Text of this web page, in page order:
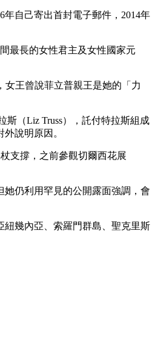
自己寄出首封電子郵件，2014年
最長的女性君主及女性國家元
女王曾說菲立普親王是她的「力
斯（Liz Truss），託付特拉斯組成
說明原因。
支撐，之前參觀切爾西花展
她仍利用罕見的公開露面強調，會
幾內亞、索羅門群島、聖克里斯